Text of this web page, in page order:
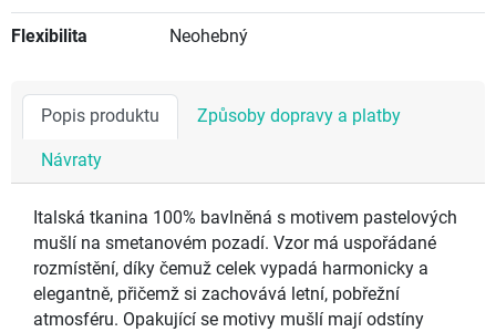
Flexibilita Neohebný
Popis produktu Způsoby dopravy a platby
Návraty
Italská tkanina 100% bavlněná s motivem pastelových
mušlí na smetanovém pozadí. Vzor má uspořádané
rozmístění, díky čemuž celek vypadá harmonicky a
elegantně, přičemž si zachovává letní, pobřežní
atmosféru. Opakující se motivy mušlí mají odstíny